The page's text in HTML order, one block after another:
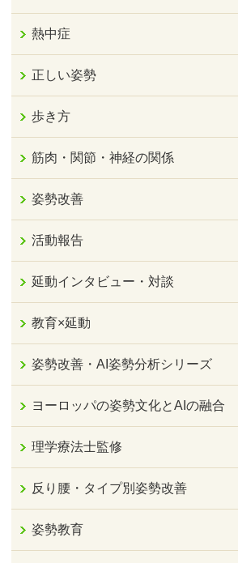
熱中症
正しい姿勢
歩き方
筋肉・関節・神経の関係
姿勢改善
活動報告
延動インタビュー・対談
教育×延動
姿勢改善・AI姿勢分析シリーズ
ヨーロッパの姿勢文化とAIの融合
理学療法士監修
反り腰・タイプ別姿勢改善
姿勢教育